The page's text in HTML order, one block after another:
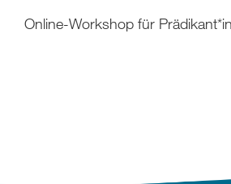
Online-Workshop für